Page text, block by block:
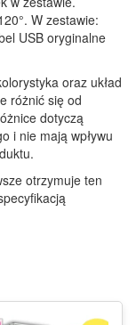
W zestawie:
USB oryginalne
oraz układ
różnić się od
dotyczą
i nie mają wpływu
otrzymuje ten